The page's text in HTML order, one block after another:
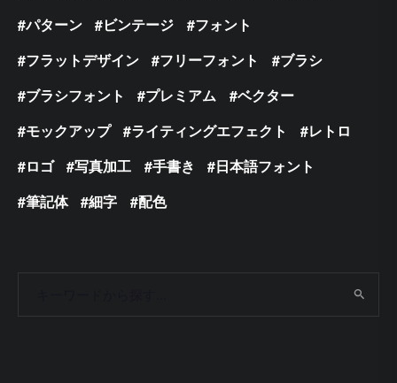
パターン
ビンテージ
フォント
フラットデザイン
フリーフォント
ブラシ
ブラシフォント
プレミアム
ベクター
モックアップ
ライティングエフェクト
レトロ
ロゴ
写真加工 手書き
日本語フォント
筆記体
細字 配色